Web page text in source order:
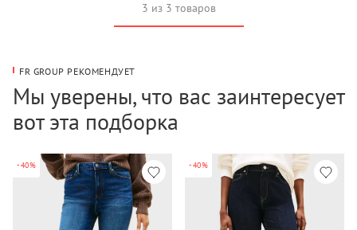
3 из 3 товаров
FR GROUP РЕКОМЕНДУЕТ
Мы уверены, что вас заинтересует
вот эта подборка
-40% -40%